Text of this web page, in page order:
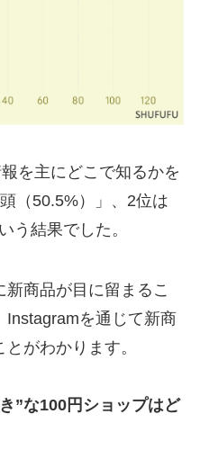
を主にどこで知るかを
（50.5%）」、2位は
う結果でした。
商品が目に留まるこ
Instagramを通じて新商
がわかります。
”な100円ショップはど